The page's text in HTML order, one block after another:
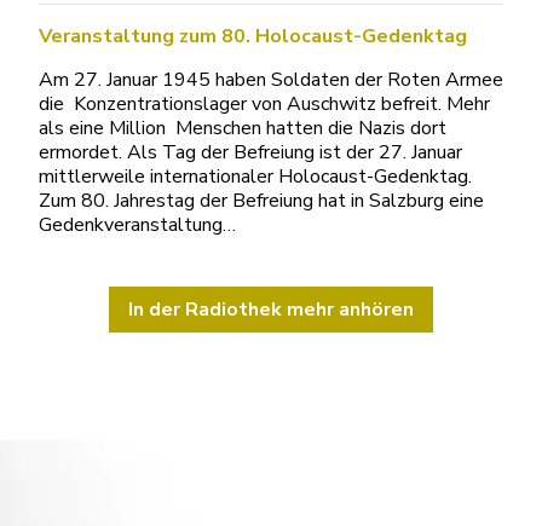
Veranstaltung zum 80. Holocaust-Gedenktag
Am 27. Januar 1945 haben Soldaten der Roten Armee
die Konzentrationslager von Auschwitz befreit. Mehr
als eine Million Menschen hatten die Nazis dort
ermordet. Als Tag der Befreiung ist der 27. Januar
mittlerweile internationaler Holocaust-Gedenktag.
Zum 80. Jahrestag der Befreiung hat in Salzburg eine
Gedenkveranstaltung…
In der Radiothek mehr anhören